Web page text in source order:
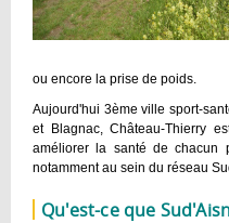
ou encore la prise de poids.
Aujourd'hui 3ème ville sport-
et Blagnac, Château-Thierry
améliorer la santé de chacun
notamment au sein du réseau
Qu'est-ce que